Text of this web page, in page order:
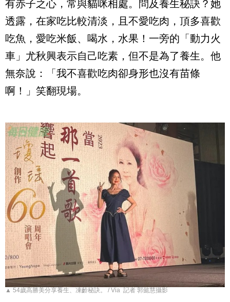
有赤子之心，常與貓咪相處。問及養生秘訣？她
透露，在家吃比較清淡，且不愛吃肉，頂多喜歡
吃魚，愛吃米飯、喝水，水果！一旁的「動力火
車」尤秋興表示自己吃素，但不是為了養生。他
無奈說：「我不喜歡吃肉卻身形也沒有苗條
啊！」笑翻現場。
▲ 54歲高勝美分享養生、凍齡秘訣。 / Via 記者 郭懿慧攝影